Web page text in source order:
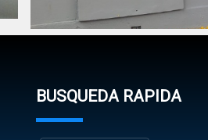
BUSQUEDA RAPIDA